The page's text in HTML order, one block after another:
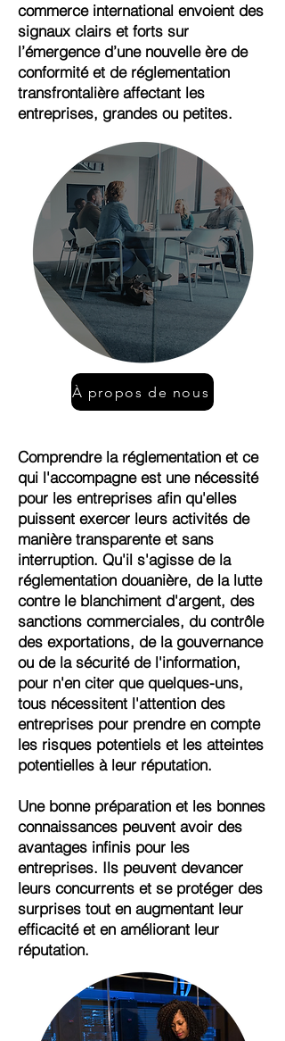
commerce international envoient des
signaux clairs et forts sur
l’émergence d’une nouvelle ère de
conformité et de réglementation
transfrontalière affectant les
entreprises, grandes ou petites.
À propos de nous
Comprendre la réglementation et ce
qui l'accompagne est une nécessité
pour les entreprises afin qu'elles
puissent exercer leurs activités de
manière transparente et sans
interruption. Qu'il s'agisse de la
réglementation douanière, de la lutte
contre le blanchiment d'argent, des
sanctions commerciales, du contrôle
des exportations, de la gouvernance
ou de la sécurité de l'information,
pour n'en citer que quelques-uns,
tous nécessitent l'attention des
entreprises pour prendre en compte
les risques potentiels et les atteintes
potentielles à leur réputation.
Une bonne préparation et les bonnes
connaissances peuvent avoir des
avantages infinis pour les
entreprises. Ils peuvent devancer
leurs concurrents et se protéger des
surprises tout en augmentant leur
efficacité et en améliorant leur
réputation.